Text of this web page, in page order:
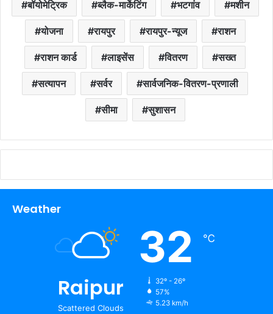
बॉयोमेट्रिक ब्लैक-मार्केटिंग भटगांव मशीन
योजना रायपुर रायपुर-न्यूज राशन
राशन कार्ड लाइसेंस वितरण सख्त
सत्यापन सर्वर सार्वजनिक-वितरण-प्रणाली
सीमा सुशासन
Weather
Raipur
Scattered Clouds
32 ℃
32º - 26º
57%
5.23 km/h